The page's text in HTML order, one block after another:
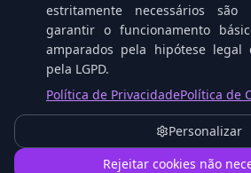
Samsung surpreende: Galaxy
One UI 8.5 antes do esperado
estritamente necessários
garantir o funcionamento
amparados pela hipótese
pela LGPD.
Política de PrivacidadePolítica de
Personalizar
Rejeitar cookies não